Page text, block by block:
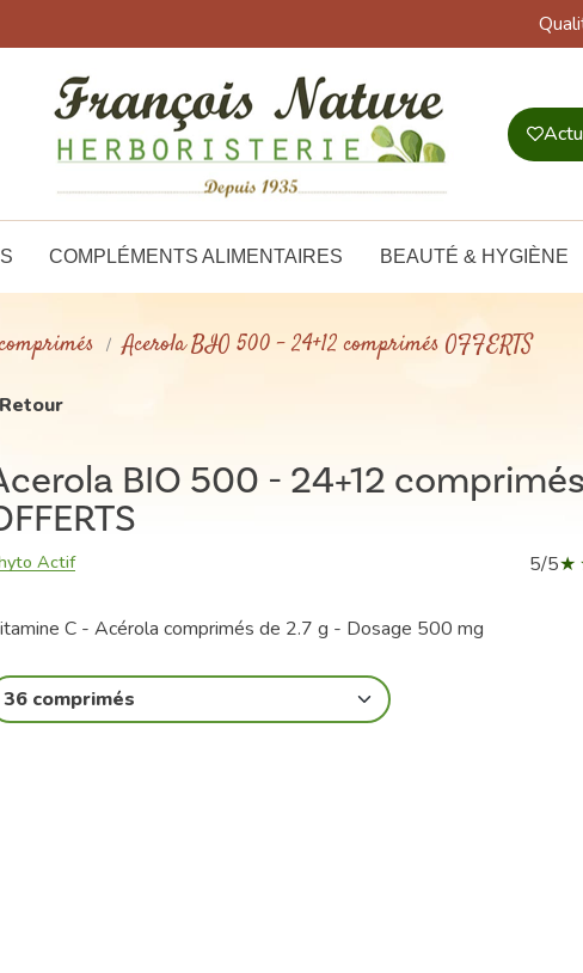
COMPLÉMENTS ALIMENTAIRES BEAUTÉ & HYGIÈNE
Acerola BIO 500 - 24+12 comprimés OFFERTS
Retour
BIO 500 - 24+12 comprimés
Actif 5/5
C - Acérola comprimés de 2.7 g - Dosage 500 mg
36 comprimés